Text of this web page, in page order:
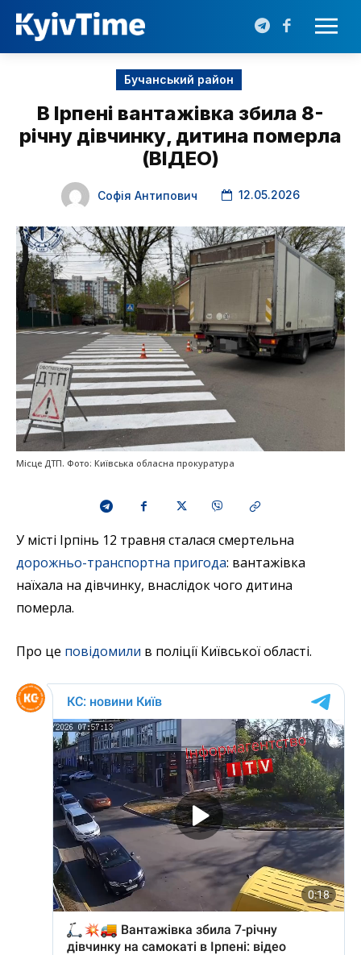
Бучанський район
В Ірпені вантажівка збила 8-
річну дівчинку, дитина померла
(ВІДЕО)
Софія Антипович 12.05.2026
Місце ДТП. Фото: Київська обласна прокуратура
У місті Ірпінь 12 травня сталася смертельна
дорожньо-транспортна пригода: вантажівка
наїхала на дівчинку, внаслідок чого дитина
померла.
Про це повідомили в поліції Київської області.